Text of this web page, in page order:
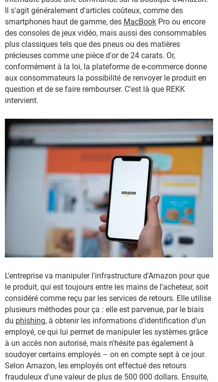
Il s'agit généralement d'articles coûteux, comme des
smartphones haut de gamme, des MacBook Pro ou encore
des consoles de jeux vidéo, mais aussi des consommables
plus classiques tels que des pneus ou des matières
précieuses comme une pièce d'or de 24 carats. Or,
conformément à la loi, la plateforme de e-commerce donne
aux consommateurs la possibilité de renvoyer le produit en
question et de se faire rembourser. C'est là que REKK
intervient.
L'entreprise va manipuler l'infrastructure d'Amazon pour que
le produit, qui est toujours entre les mains de l'acheteur, soit
considéré comme reçu par les services de retours. Elle utilise
plusieurs méthodes pour ça : elle est parvenue, par le biais
du phishing, à obtenir les informations d'identification d'un
employé, ce qui lui permet de manipuler les systèmes grâce
à un accès non autorisé, mais n'hésite pas également à
soudoyer certains employés – on en compte sept à ce jour.
Selon Amazon, les employés ont effectué des retours
frauduleux d'une valeur de plus de 500 000 dollars. Ensuite,